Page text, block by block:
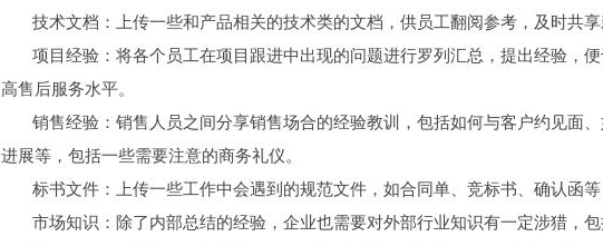
技术文档：上传一些和产品相关的技术类的文档，供员工翻阅参考，及时共享
项目经验：将各个员工在项目跟进中出现的问题进行罗列汇总，提出经验，
高售后服务水平。
销售经验：销售人员之间分享销售场合的经验教训，包括如何与客户约见面
进展等，包括一些需要注意的商务礼仪。
标书文件：上传一些工作中会遇到的规范文件，如合同单、竞标书、确认函等
市场知识：除了内部总结的经验，企业也需要对外部行业知识有一定涉猎，包